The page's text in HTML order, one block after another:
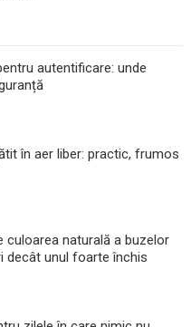
autentificare: unde
în aer liber: practic, frumos
culoarea naturală a buzelor
decât unul foarte închis